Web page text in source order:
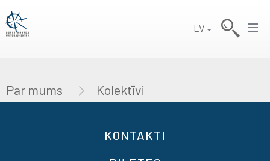
LV
Par mums Kolektīvi
KONTAKTI